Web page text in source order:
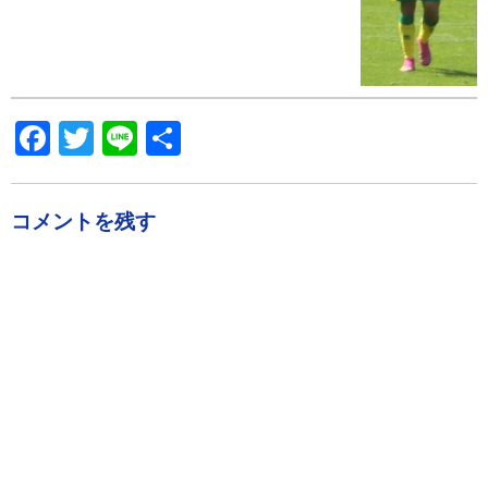
Facebook
Twitter
Line
有
コメントを残す